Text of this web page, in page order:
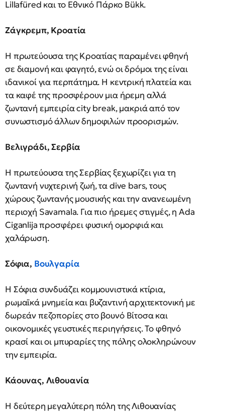
Lillafüred και το Εθνικό Πάρκο Bükk.
Ζάγκρεμπ, Κροατία
Η πρωτεύουσα της Κροατίας παραμένει φθηνή
σε διαμονή και φαγητό, ενώ οι δρόμοι της είναι
ιδανικοί για περπάτημα. Η κεντρική πλατεία και
τα καφέ της προσφέρουν μια ήρεμη αλλά
ζωντανή εμπειρία city break, μακριά από τον
συνωστισμό άλλων δημοφιλών προορισμών.
Βελιγράδι, Σερβία
Η πρωτεύουσα της Σερβίας ξεχωρίζει για τη
ζωντανή νυχτερινή ζωή, τα dive bars, τους
χώρους ζωντανής μουσικής και την ανανεωμένη
περιοχή Savamala. Για πιο ήρεμες στιγμές, η Ada
Ciganlija προσφέρει φυσική ομορφιά και
χαλάρωση.
Σόφια, Βουλγαρία
Η Σόφια συνδυάζει κομμουνιστικά κτίρια,
ρωμαϊκά μνημεία και βυζαντινή αρχιτεκτονική με
δωρεάν πεζοπορίες στο βουνό Βίτοσα και
οικονομικές γευστικές περιηγήσεις. Το φθηνό
κρασί και οι μπυραρίες της πόλης ολοκληρώνουν
την εμπειρία.
Κάουνας, Λιθουανία
Η δεύτερη μεγαλύτερη πόλη της Λιθουανίας